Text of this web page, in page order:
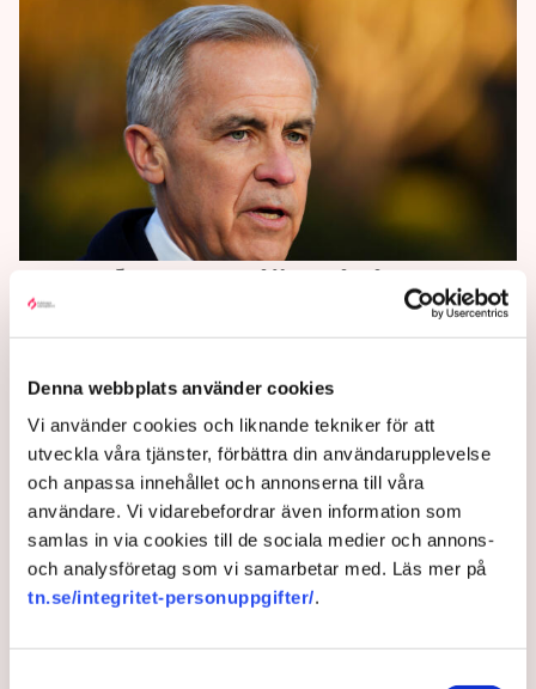
Denna webbplats använder cookies
Vi använder cookies och liknande tekniker för att
utveckla våra tjänster, förbättra din användarupplevelse
och anpassa innehållet och annonserna till våra
användare. Vi vidarebefordrar även information som
samlas in via cookies till de sociala medier och annons-
och analysföretag som vi samarbetar med. Läs mer på
tn.se/integritet-personuppgifter/.
Kanadas premiärminister:
Allvarlig situation
Kanadas premiärminister talar om ett allvarligt läge
efter Donald Trumps tullhot och upprepar att
Grönlands framtid är upp till Danmark och Grönland
att avgöra.
6 months ago | Av: TT